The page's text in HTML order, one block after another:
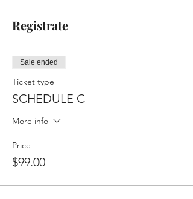
Registrate
Sale ended
Ticket type
SCHEDULE C
More info
Price
$99.00